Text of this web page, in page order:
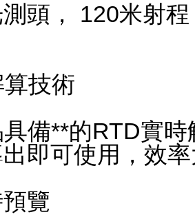
頭， 120米射
技術
備**的RTD實
即可使用，效
覽